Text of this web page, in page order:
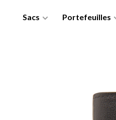
Sacs Portefeuilles